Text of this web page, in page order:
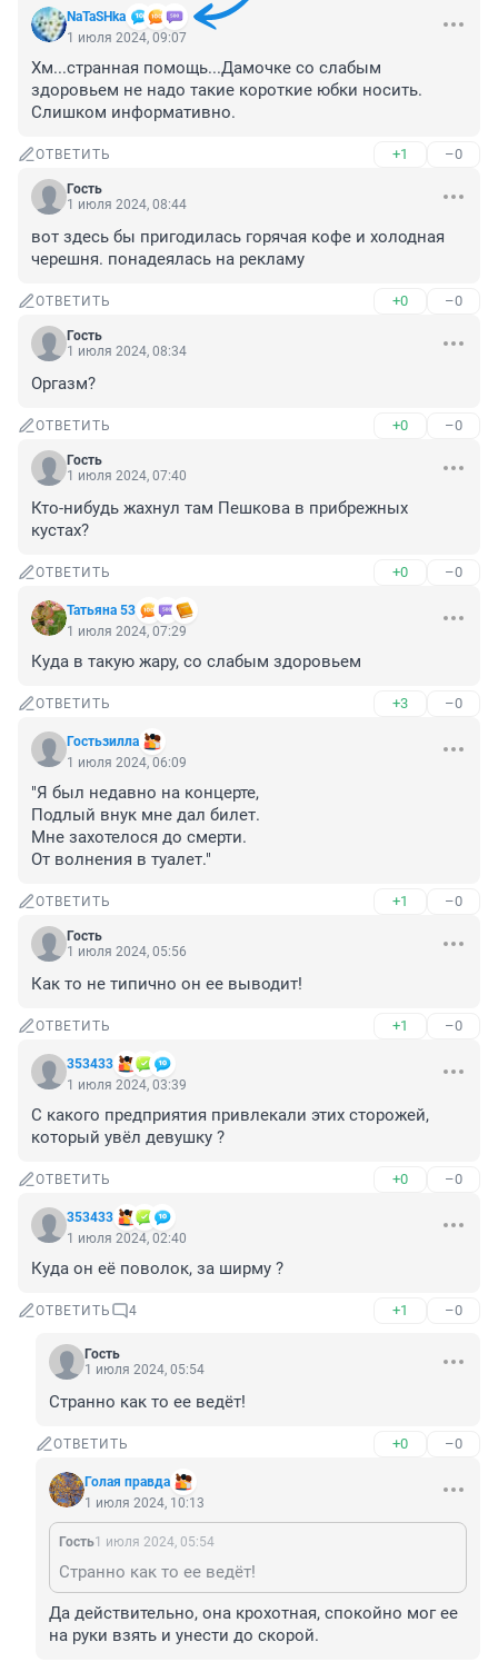
NaTaSHka
1 июля 2024, 09:07
Хм...странная помощь...Дамочке со слабым
здоровьем не надо такие короткие юбки носить.
Слишком информативно.
ОТВЕТИТЬ +1 –0
Гость
1 июля 2024, 08:44
вот здесь бы пригодилась горячая кофе и холодная
черешня. понадеялась на рекламу
ОТВЕТИТЬ +0 –0
Гость
1 июля 2024, 08:34
Оргазм?
ОТВЕТИТЬ +0 –0
Гость
1 июля 2024, 07:40
Кто-нибудь жахнул там Пешкова в прибрежных
кустах?
ОТВЕТИТЬ +0 –0
Татьяна 53
1 июля 2024, 07:29
Куда в такую жару, со слабым здоровьем
ОТВЕТИТЬ +3 –0
Гостьзилла
1 июля 2024, 06:09
"Я был недавно на концерте,
Подлый внук мне дал билет.
Мне захотелося до смерти.
От волнения в туалет."
ОТВЕТИТЬ +1 –0
Гость
1 июля 2024, 05:56
Как то не типично он ее выводит!
ОТВЕТИТЬ +1 –0
353433
1 июля 2024, 03:39
С какого предприятия привлекали этих сторожей,
который увёл девушку ?
ОТВЕТИТЬ +0 –0
353433
1 июля 2024, 02:40
Куда он её поволок, за ширму ?
ОТВЕТИТЬ 4 +1 –0
Гость
1 июля 2024, 05:54
Странно как то ее ведёт!
ОТВЕТИТЬ +0 –0
Голая правда
1 июля 2024, 10:13
Гость1 июля 2024, 05:54
Странно как то ее ведёт!
Да действительно, она крохотная, спокойно мог ее
на руки взять и унести до скорой.